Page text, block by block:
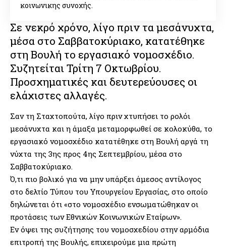
κοινωνικης συνοχής.
Σε νεκρό χρόνο, λίγο πριν τα μεσάνυχτα,
μέσα στο Σαββατοκύριακο, κατατέθηκε
στη Βουλή το εργασιακό νομοσχέδιο.
Συζητείται Τρίτη 7 Οκτωβρίου.
Προσχηματικές και δευτερεύουσες οι
ελάχιστες αλλαγές.
Σαν τη Σταχτοπούτα, λίγο πριν χτυπήσει το ρολόι
μεσάνυχτα και η άμαξα μεταμορφωθεί σε κολοκύθα, το
εργασιακό νομοσχέδιο κατατέθηκε στη Βουλή αργά τη
νύχτα της 3ης προς 4ης Σεπτεμβρίου, μέσα στο
Σαββατοκύριακο.
Ό,τι πιο βολικό για να μην υπάρξει άμεσος αντίλογος
στο δελτίο Τύπου του Υπουργείου Εργασίας, στο οποίο
δηλώνεται ότι «στο νομοσχέδιο ενσωματώθηκαν οι
προτάσεις των Εθνικών Κοινωνικών Εταίρων».
Εν όψει της συζήτησης του νομοσχεδίου στην αρμόδια
επιτροπή της Βουλής, επιχειρούμε μια πρώτη